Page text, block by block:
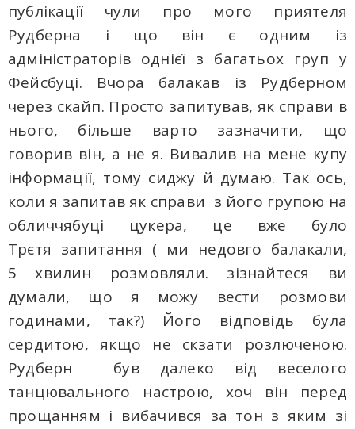
публікації чули про мого приятеля
Рудберна і що він є одним із
адміністраторів однієї з багатьох груп у
Фейсбуці. Вчора балакав із Рудберном
через скайп. Просто запитував, як справи в
нього, більше варто зазначити, що
говорив він, а не я. Вивалив на мене купу
інформації, тому сиджу й думаю. Так ось,
коли я запитав як справи з його групою на
обличчябуці цукера, це вже було
Трєтя запитання ( ми недовго балакали,
5 хвилин розмовляли. зізнайтеся ви
думали, що я можу вести розмови
годинами, так?) Його відповідь була
сердитою, якщо не скзати розлюченою.
Рудберн був далеко від веселого
танцювального настрою, хоч він перед
прощанням і вибачився за тон з яким зі